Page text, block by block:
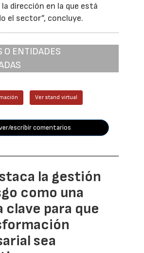
la dirección en la que está
el sector”, concluye.
O ENTIDADES
Ver stand virtual
escribir comentarios
la gestión
como una
clave para que
sea